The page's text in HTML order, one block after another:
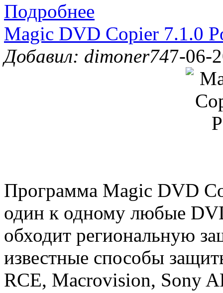
Подробнее
Magic DVD Copier 7.1.0
Добавил: dimoner747-06-
Программа Magic DVD
один к одному любые
обходит региональную
известные способы
RCE, Macrovision, Sony